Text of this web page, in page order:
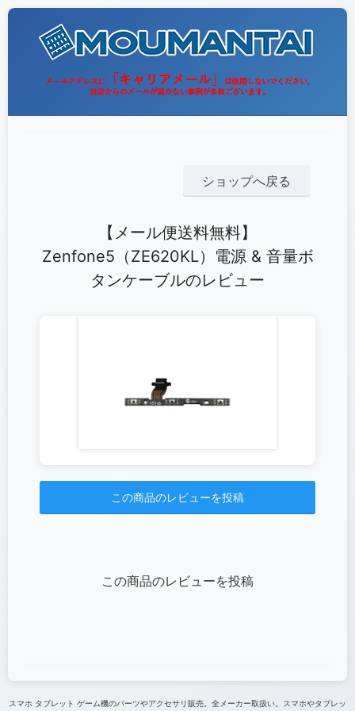
ショップへ戻る
【メール便送料無料】
Zenfone5（ZE620KL）電源 & 音量ボ
タンケーブルのレビュー
この商品のレビューを投稿
この商品のレビューを投稿
スマホ タブレット ゲーム機のパーツやアクセサリ販売。全メーカー取扱い。スマホやタブレッ